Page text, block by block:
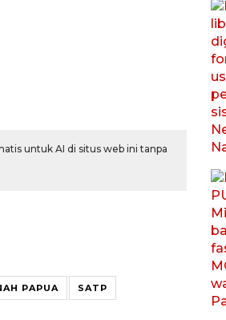
untuk AI di situs web ini tanpa
PAPUA SATP